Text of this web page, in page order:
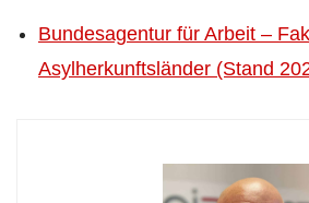
Bundesagentur für Arbeit –
Asylherkunftsländer (Stand